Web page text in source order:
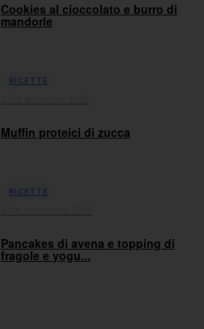
Cookies al cioccolato e burro di
mandorle
RICETTE
Muffin proteici di zucca
RICETTE
Pancakes di avena e topping di
fragole e yogu...